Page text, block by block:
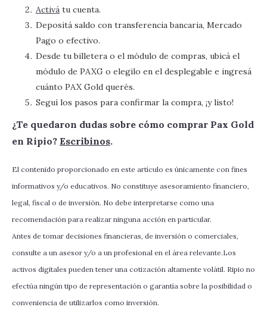
Activá tu cuenta.
Depositá saldo con transferencia bancaria, Mercado
Pago o efectivo.
Desde tu billetera o el módulo de compras, ubicá el
módulo de PAXG o elegilo en el desplegable e ingresá
cuánto PAX Gold querés.
Seguí los pasos para confirmar la compra, ¡y listo!
‍‍¿Te quedaron dudas sobre cómo comprar Pax Gold
en Ripio? Escribinos.
El contenido proporcionado en este artículo es únicamente con fines
informativos y/o educativos. No constituye asesoramiento financiero,
legal, fiscal o de inversión. No debe interpretarse como una
recomendación para realizar ninguna acción en particular.
Antes de tomar decisiones financieras, de inversión o comerciales,
consulte a un asesor y/o a un profesional en el área relevante.Los
activos digitales pueden tener una cotización altamente volátil. Ripio no
efectúa ningún tipo de representación o garantía sobre la posibilidad o
conveniencia de utilizarlos como inversión.